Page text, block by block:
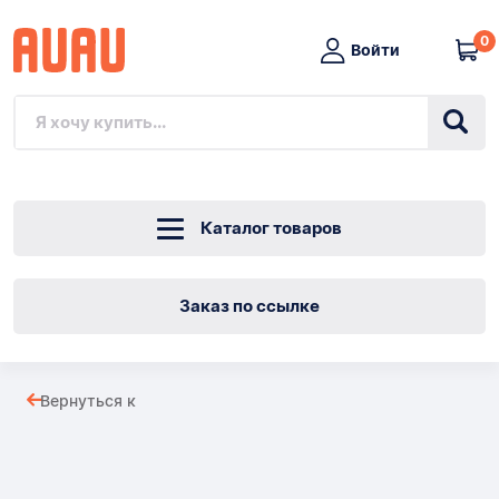
Войти
0
Каталог товаров
Заказ по ссылке
Вернуться к